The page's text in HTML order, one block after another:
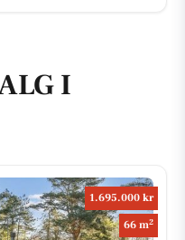
I
1.695.000 kr
66 m2